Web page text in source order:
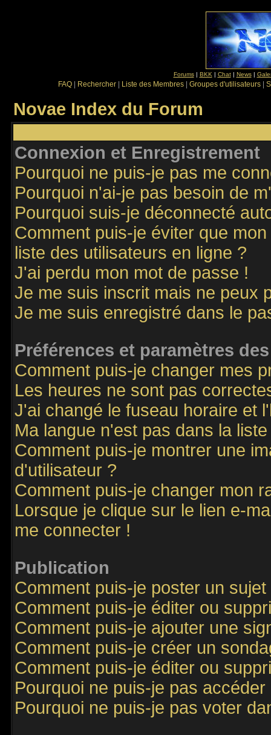
Forums| BKK | Chat| News|
FAQ Rechercher Liste des Membres Groupes d'utilisateurs
Novae Index du Forum
Connexion et Enregistrement
Pourquoi ne puis-je pas me
Pourquoi n'ai-je pas besoin de
Pourquoi suis-je déconnecté
Comment puis-je éviter que
liste des utilisateurs en ligne ?
J'ai perdu mon mot de passe !
Je me suis inscrit mais ne peux
Je me suis enregistré dans le
Préférences et paramètres
Comment puis-je changer mes
Les heures ne sont pas
J'ai changé le fuseau horaire et
Ma langue n'est pas dans la liste
Comment puis-je montrer une
d'utilisateur ?
Comment puis-je changer mon
Lorsque je clique sur le lien e-
me connecter !
Publication
Comment puis-je poster un
Comment puis-je éditer ou
Comment puis-je ajouter une
Comment puis-je créer un
Comment puis-je éditer ou
Pourquoi ne puis-je pas
Pourquoi ne puis-je pas voter